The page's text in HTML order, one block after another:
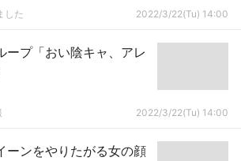
した 2022/3/22(Tu) 14:00
ープ「おい陰キャ、アレ
2022/3/22(Tu) 14:00
ーンをやりたがる女の顔